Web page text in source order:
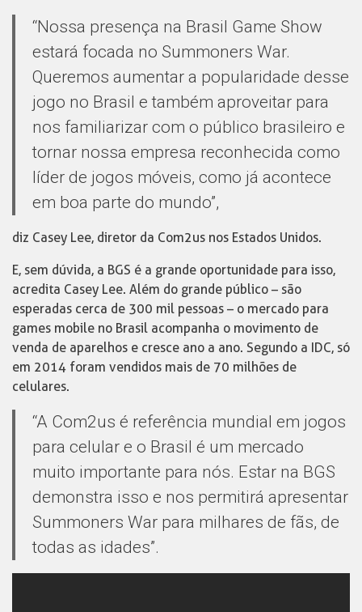
“Nossa presença na Brasil Game Show
estará focada no Summoners War.
Queremos aumentar a popularidade desse
jogo no Brasil e também aproveitar para
nos familiarizar com o público brasileiro e
tornar nossa empresa reconhecida como
líder de jogos móveis, como já acontece
em boa parte do mundo”,
diz Casey Lee, diretor da Com2us nos Estados Unidos.
E, sem dúvida, a BGS é a grande oportunidade para isso,
acredita Casey Lee. Além do grande público – são
esperadas cerca de 300 mil pessoas – o mercado para
games mobile no Brasil acompanha o movimento de
venda de aparelhos e cresce ano a ano. Segundo a IDC, só
em 2014 foram vendidos mais de 70 milhões de
celulares.
“A Com2us é referência mundial em jogos
para celular e o Brasil é um mercado
muito importante para nós. Estar na BGS
demonstra isso e nos permitirá apresentar
Summoners War para milhares de fãs, de
todas as idades”.